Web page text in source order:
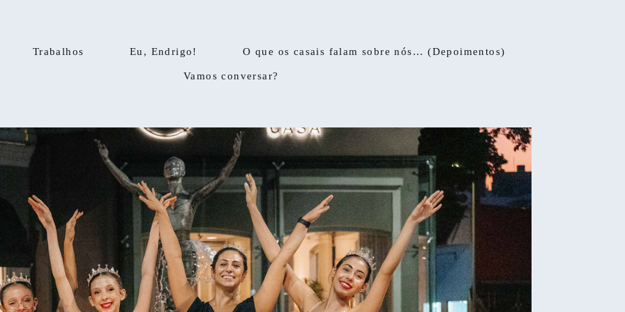
Trabalhos Eu, Endrigo! O que os casais falam sobre nós... (Depoimentos)
Vamos conversar?